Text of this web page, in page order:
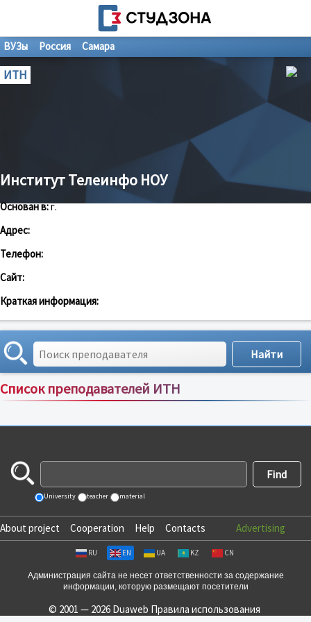
ВУЗы Россия Самара
ИТН
Институт Телеинфо НОУ
Основан в:г.
Адрес:
Телефон:
Сайт:
Краткая информация:
Список преподавателей ИТН
Сортировка по:имени;рейтингу;отзывам
University teacher material
About project Cooperation Help Contacts Advertising
RU EN UA KZ CN
Администрация сайта не несет ответственности за содержание
информации, которую размещают посетители
© 2001 — 2026 Duaweb Правила использования